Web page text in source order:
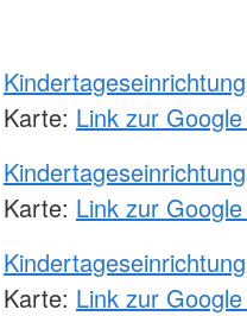
Kindertageseinrichtung
Karte: Link zur
Kindertageseinrichtung
Karte: Link zur
Kindertageseinrichtung
Karte: Link zur